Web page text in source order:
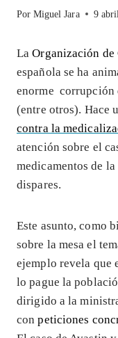
Por Miguel Jara 9
LaOrganización de
española se ha
enorme corrupción
(entre otros). Hace
contra la
atención sobre el
medicamentos de
dispares.
Este asunto, como
sobre la mesa el
ejemplo revela que
lo pague la
dirigido a la
conpeticiones